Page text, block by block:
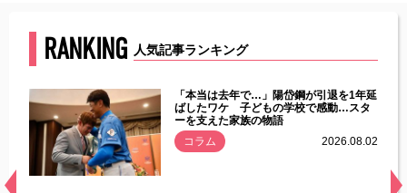
RANKING 人気記事ランキング
「本当は去年で…」陽岱鋼が引退を1年延
ばしたワケ 子どもの学校で感動…スタ
ーを支えた家族の物語
コラム
2026.08.02